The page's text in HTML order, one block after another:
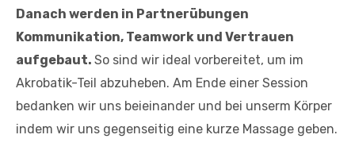
Danach werden in Partnerübungen
Kommunikation, Teamwork und Vertrauen
aufgebaut. So sind wir ideal vorbereitet, um im
Akrobatik-Teil abzuheben. Am Ende einer Session
bedanken wir uns beieinander und bei unserm Körper
indem wir uns gegenseitig eine kurze Massage geben.